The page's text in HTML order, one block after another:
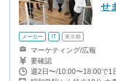
せ
メーカー IT 東京都
マーケティング/広報
要確認
週2日〜/10:00〜18:00で1